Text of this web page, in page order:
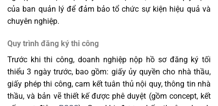
của ban quản lý để đảm bảo tổ chức sự kiện hiệu quả và
chuyên nghiệp.
Quy trình đăng ký thi công
Trước khi thi công, doanh nghiệp nộp hồ sơ đăng ký tối
thiểu 3 ngày trước, bao gồm: giấy ủy quyền cho nhà thầu,
giấy phép thi công, cam kết tuân thủ nội quy, thông tin nhà
thầu, và bản vẽ thiết kế được phê duyệt (gồm concept, kết